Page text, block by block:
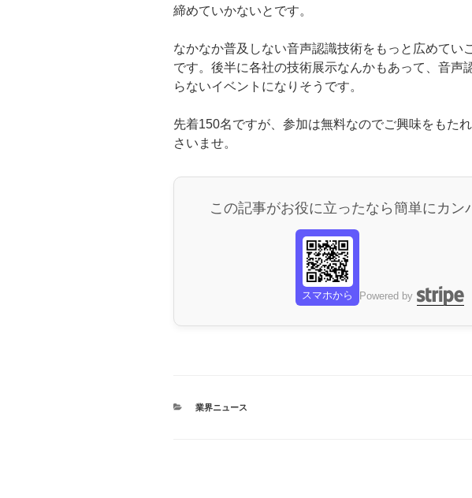
締めていかないとです。
なかなか普及しない音声認識技術をもっと広めてい
です。後半に各社の技術展示なんかもあって、音声
らないイベントになりそうです。
先着150名ですが、参加は無料なのでご興味をもた
さいませ。
この記事がお役に立ったなら簡単にカン
スマホから Powered by
カ
業界ニュース